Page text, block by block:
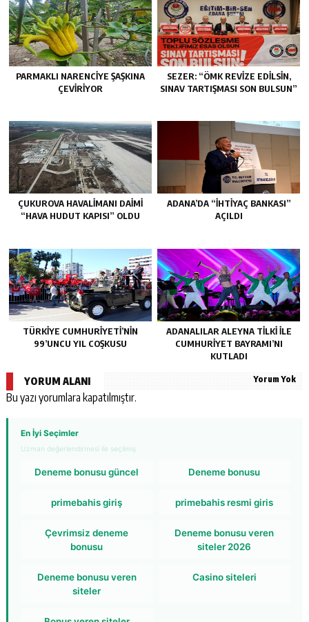
PARMAKLI NARENCİYE ŞAŞKINA
ÇEVİRİYOR
SEZER: “ÖMK REVİZE EDİLSİN,
SINAV TARTIŞMASI SON BULSUN”
ÇUKUROVA HAVALİMANI DAİMİ
“HAVA HUDUT KAPISI” OLDU
ADANA’DA “İHTİYAÇ BANKASI”
AÇILDI
TÜRKİYE CUMHURİYETİ’NİN
99’UNCU YIL COŞKUSU
ADANALILAR ALEYNA TİLKİ İLE
CUMHURİYET BAYRAMI’NI
KUTLADI
YORUM ALANI Yorum Yok
Bu yazı yorumlara kapatılmıştır.
En İyi Seçimler
Uzman değerlendirmesi ile seçilmiş
Deneme bonusu güncel Deneme bonusu
primebahis giriş primebahis resmi giris
Çevrimsiz deneme
bonusu
Deneme bonusu veren
siteler 2026
Deneme bonusu veren
siteler
Casino siteleri